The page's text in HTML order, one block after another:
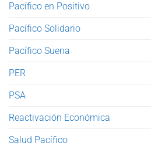
Pacífico en Positivo
Pacífico Solidario
Pacífico Suena
PER
PSA
Reactivación Económica
Salud Pacífico